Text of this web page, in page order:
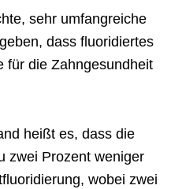
sehr umfangreiche
dass fluoridiertes
für die Zahngesundheit
heißt es, dass die
zwei Prozent weniger
wobei zwei